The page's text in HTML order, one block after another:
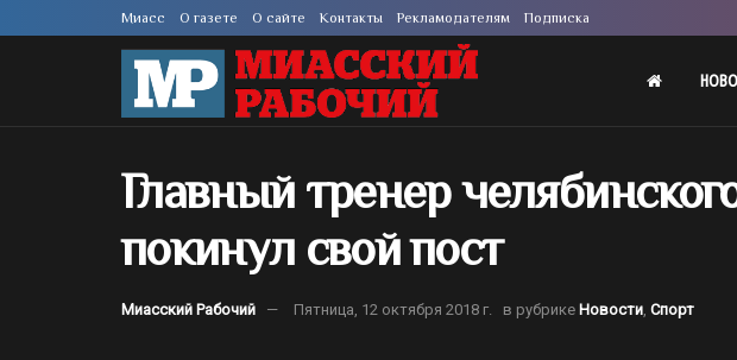
Миасс О газете О сайте Контакты Рекламодателям Подписка
Главный тренер
покинул свой пост
Миасский Рабочий Пятница, 12 октября 2018 г. в рубрике Новости Спорт